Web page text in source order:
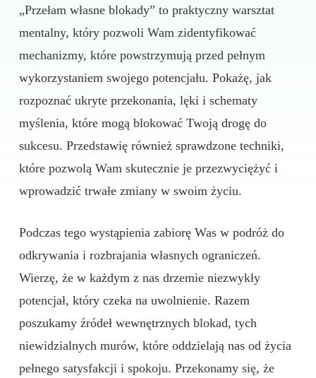
„Przełam własne blokady” to praktyczny warsztat
mentalny, który pozwoli Wam zidentyfikować
mechanizmy, które powstrzymują przed pełnym
wykorzystaniem swojego potencjału. Pokażę, jak
rozpoznać ukryte przekonania, lęki i schematy
myślenia, które mogą blokować Twoją drogę do
sukcesu. Przedstawię również sprawdzone techniki,
które pozwolą Wam skutecznie je przezwyciężyć i
wprowadzić trwałe zmiany w swoim życiu.
Podczas tego wystąpienia zabiorę Was w podróż do
odkrywania i rozbrajania własnych ograniczeń.
Wierzę, że w każdym z nas drzemie niezwykły
potencjał, który czeka na uwolnienie. Razem
poszukamy źródeł wewnętrznych blokad, tych
niewidzialnych murów, które oddzielają nas od życia
pełnego satysfakcji i spokoju. Przekonamy się, że